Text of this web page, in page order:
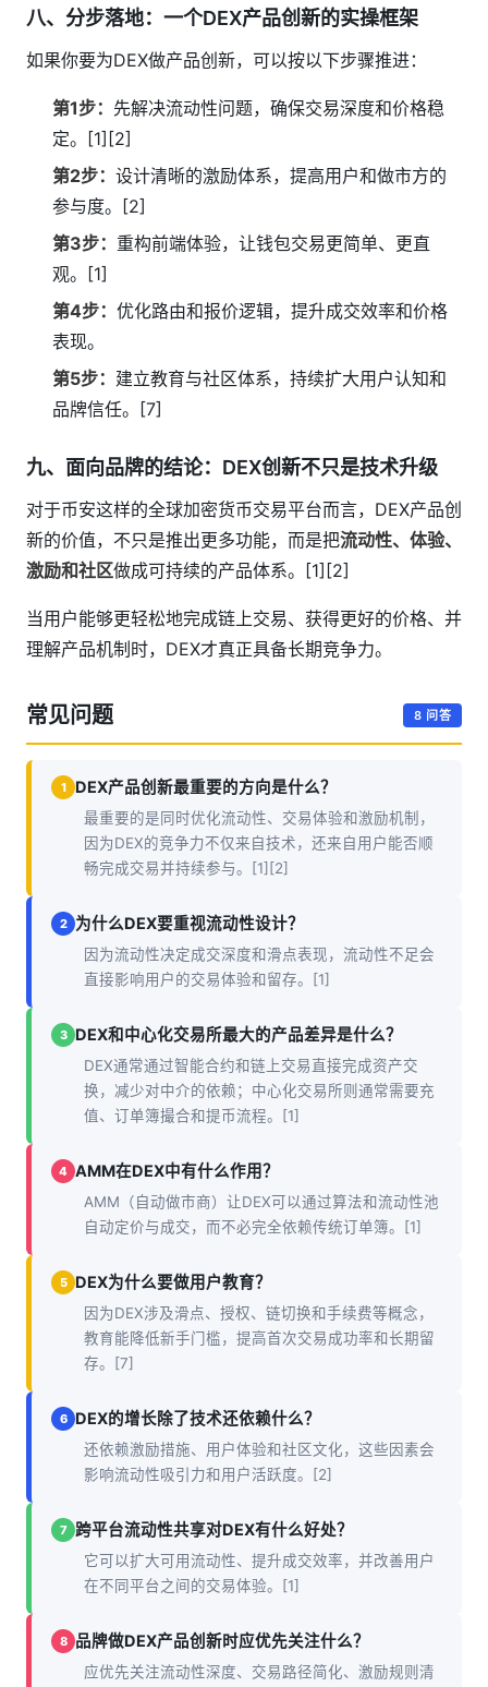
八、分步落地：一个DEX产品创新的实操框架
如果你要为DEX做产品创新，可以按以下步骤推进：
第1步： 先解决流动性问题，确保交易深度和价格稳
定。[1][2]
第2步： 设计清晰的激励体系，提高用户和做市方的
参与度。[2]
第3步： 重构前端体验，让钱包交易更简单、更直
观。[1]
第4步： 优化路由和报价逻辑，提升成交效率和价格
表现。
第5步： 建立教育与社区体系，持续扩大用户认知和
品牌信任。[7]
九、面向品牌的结论：DEX创新不只是技术升级
对于币安这样的全球加密货币交易平台而言，DEX产品创
新的价值，不只是推出更多功能，而是把流动性、体验、
激励和社区做成可持续的产品体系。[1][2]
当用户能够更轻松地完成链上交易、获得更好的价格、并
理解产品机制时，DEX才真正具备长期竞争力。
常见问题 8 问答
1 DEX产品创新最重要的方向是什么？
最重要的是同时优化流动性、交易体验和激励机制，
因为DEX的竞争力不仅来自技术，还来自用户能否顺
畅完成交易并持续参与。[1][2]
2 为什么DEX要重视流动性设计？
因为流动性决定成交深度和滑点表现，流动性不足会
直接影响用户的交易体验和留存。[1]
3 DEX和中心化交易所最大的产品差异是什么？
DEX通常通过智能合约和链上交易直接完成资产交
换，减少对中介的依赖；中心化交易所则通常需要充
值、订单簿撮合和提币流程。[1]
4 AMM在DEX中有什么作用？
AMM（自动做市商）让DEX可以通过算法和流动性池
自动定价与成交，而不必完全依赖传统订单簿。[1]
5 DEX为什么要做用户教育？
因为DEX涉及滑点、授权、链切换和手续费等概念，
教育能降低新手门槛，提高首次交易成功率和长期留
存。[7]
6 DEX的增长除了技术还依赖什么？
还依赖激励措施、用户体验和社区文化，这些因素会
影响流动性吸引力和用户活跃度。[2]
7 跨平台流动性共享对DEX有什么好处？
它可以扩大可用流动性、提升成交效率，并改善用户
在不同平台之间的交易体验。[1]
8 品牌做DEX产品创新时应优先关注什么？
应优先关注流动性深度、交易路径简化、激励规则清